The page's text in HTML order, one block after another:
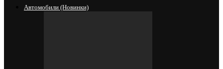
Автомобили (новинки)